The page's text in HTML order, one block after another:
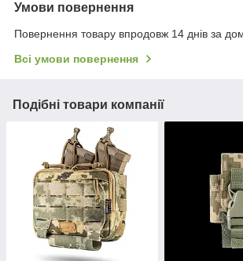
Умови повернення
Повернення товару впродовж 14 днів за
Всі умови повернення
Подібні товари компанії